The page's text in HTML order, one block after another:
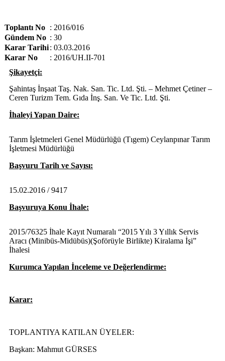
Toplantı No : 2016/016
Gündem No : 30
Karar Tarihi: 03.03.2016
Karar No
: 2016/UH.II-701
Şikayetçi:
Şahintaş İnşaat Taş. Nak. San. Tic. Ltd. Şti. – Mehmet Çetiner –
Ceren Turizm Tem. Gıda İnş. San. Ve Tic. Ltd. Şti.
İhaleyi Yapan Daire:
Tarım İşletmeleri Genel Müdürlüğü (Tıgem) Ceylanpınar Tarım
İşletmesi Müdürlüğü
Başvuru Tarih ve Sayısı:
15.02.2016 / 9417
Başvuruya Konu İhale:
2015/76325 İhale Kayıt Numaralı “2015 Yılı 3 Yıllık Servis
Aracı (Minibüs-Midübüs)(Şoförüyle Birlikte) Kiralama İşi”
İhalesi
Kurumca Yapılan İnceleme ve Değerlendirme:
Karar:
TOPLANTIYA KATILAN ÜYELER:
Başkan: Mahmut GÜRSES